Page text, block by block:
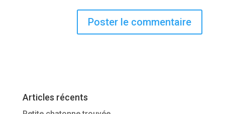
Articles récents